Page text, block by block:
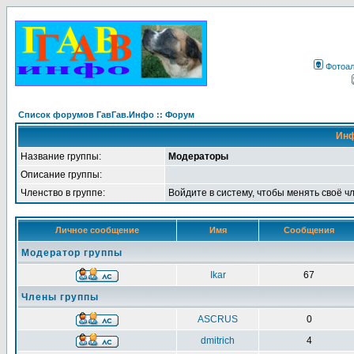
Список форумов ГавГав.Инфо :: Форум
Название группы:
Модераторы
Описание группы:
Членство в группе:
Войдите в систему, чтобы менять своё
Личное сообщение Имя Сообщения
Модератор группы
Ikar
67
Члены группы
ASCRUS
0
dmitrich
4